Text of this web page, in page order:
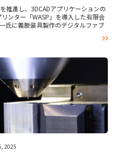
推進し、3DCADアプリケーションの
ンター「WASP」を導入した有限会
氏に義肢装具製作のデジタルファブ

2025